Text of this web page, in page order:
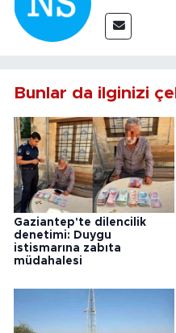
Bunlar da ilginizi
Gaziantep'te dilencilik
denetimi: Duygu
istismarına zabıta
müdahalesi